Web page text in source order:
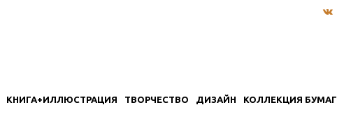
КНИГА+ИЛЛЮСТРАЦИЯ ТВОРЧЕСТВО ДИЗАЙН КОЛЛЕКЦИЯ БУМАГ